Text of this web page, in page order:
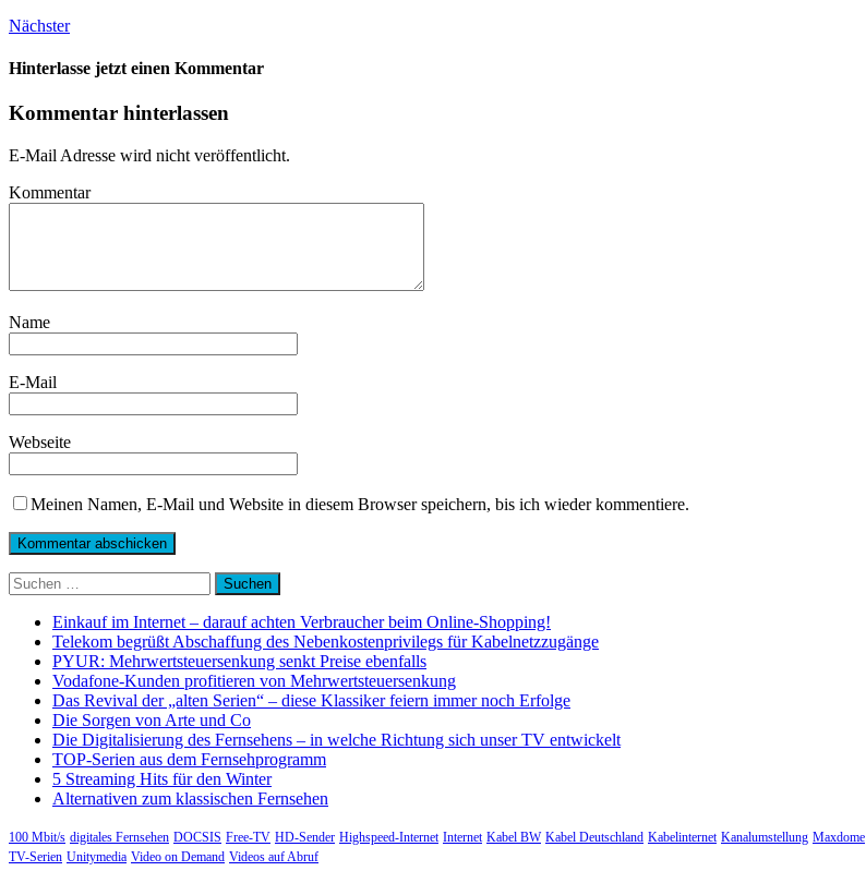
Nächster
Hinterlasse jetzt einen Kommentar
Kommentar hinterlassen
E-Mail Adresse wird nicht veröffentlicht.
Kommentar
Name
E-Mail
Webseite
Meinen Namen, E-Mail und Website in diesem Browser speichern, bis ich wieder kommentiere.
Suchen
nach:
Einkauf im Internet – darauf achten Verbraucher beim Online-Shopping!
Telekom begrüßt Abschaffung des Nebenkostenprivilegs für Kabelnetzzugänge
PYUR: Mehrwertsteuersenkung senkt Preise ebenfalls
Vodafone-Kunden profitieren von Mehrwertsteuersenkung
Das Revival der „alten Serien“ – diese Klassiker feiern immer noch Erfolge
Die Sorgen von Arte und Co
Die Digitalisierung des Fernsehens – in welche Richtung sich unser TV entwickelt
TOP-Serien aus dem Fernsehprogramm
5 Streaming Hits für den Winter
Alternativen zum klassischen Fernsehen
100 Mbit/s digitales Fernsehen DOCSIS Free-TV HD-Sender Highspeed-Internet Internet Kabel BW Kabel Deutschland Kabelinternet Kanalumstellung Maxdome
TV-Serien Unitymedia Video on Demand Videos auf Abruf